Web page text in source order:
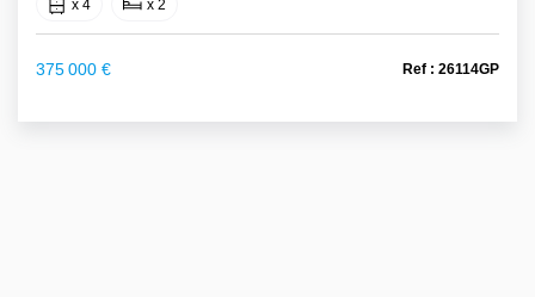
x 4 x 2
375 000 € Ref : 26114GP